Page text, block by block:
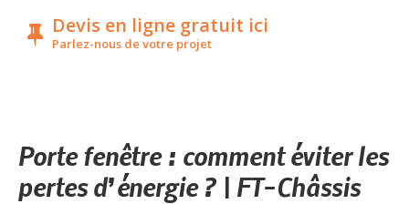
Devis en ligne gratuit ici
Parlez-nous de votre projet
Porte fenêtre : comment éviter les
pertes d’énergie ? | FT-Châssis